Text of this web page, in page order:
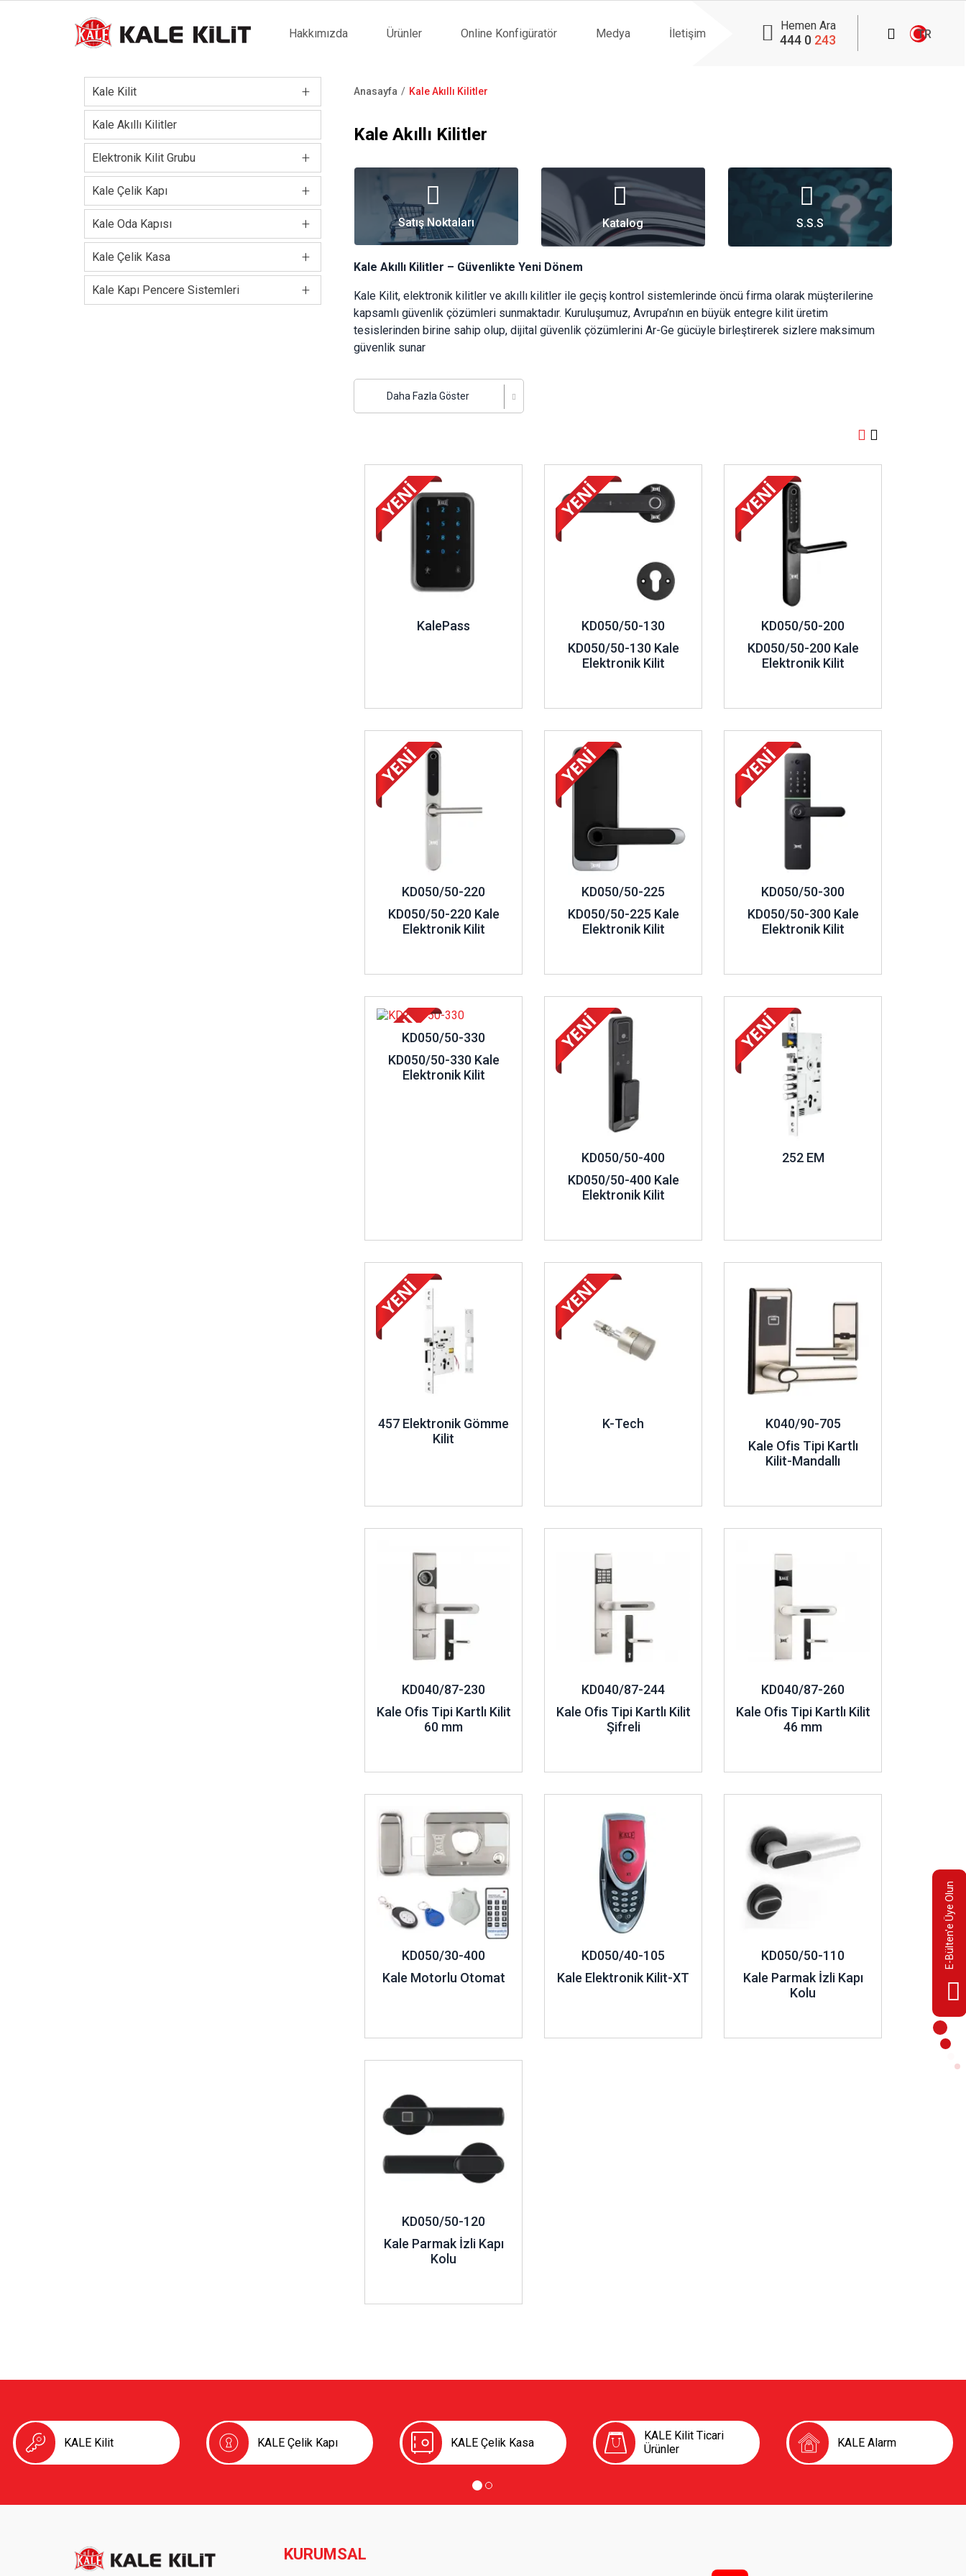
Main
Hakkımızda Ürünler Online Konfigüratör Medya İletişim
Hemen Ara
444 0 243 TR
+
Kale Kilit
Kale Akıllı Kilitler
+
Elektronik Kilit Grubu
+
Kale Çelik Kapı
+
Kale Oda Kapısı
+
Kale Çelik Kasa
+
Kale Kapı Pencere Sistemleri
yolu
Anasayfa Kale Akıllı Kilitler
Kale Akıllı Kilitler
E-Bülten'e Üye Olun
Satış Noktaları
Satış Noktaları
Katalog
Katalog
S.S.S
S.S.S
Kale Akıllı Kilitler – Güvenlikte Yeni Dönem
Kale Kilit, elektronik kilitler ve akıllı kilitler ile geçiş kontrol sistemlerinde öncü firma olarak müşterilerine
kapsamlı güvenlik çözümleri sunmaktadır. Kuruluşumuz, Avrupa’nın en büyük entegre kilit üretim
tesislerinden birine sahip olup, dijital güvenlik çözümlerini Ar-Ge gücüyle birleştirerek sizlere maksimum
güvenlik sunar
Neden Kale Akıllı Kilitler?
Üstün güvenlik & kullanım kolaylığı
elektromanyetik kilitlere hem mekanik hem dijital ihtiyacı karşılayan çözümler üretir.
Akıllı entegrasyon
: Parmak izi, uzaktan kumanda, mobil uygulama gibi ek özelliklerle akıllı kilit
ekosistemimiz, kullanıcı dostu ve yüksek otomasyonlu çözümler sunar.
Dijital Güvenlikle Geleceğe Geçiş
Kale Kilit akıllı kilit sistemlerine yaptığı yatırımlarla dijitalleşen yaşam ve iş alanlarına öncülük ediyor. Müşteri
odaklı inovasyon ile elektronik kartlı sistemler; hızlı entegrasyon, yüksek güvenlik ve geniş uygulama
alanıyla modern güvenliğin temel yapı taşını oluşturuyor.
Daha Fazla Göster
KalePass
KD050/50-130
KD050/50-130 Kale
Elektronik Kilit
KD050/50-200
KD050/50-200 Kale
Elektronik Kilit
KD050/50-220
KD050/50-220 Kale
Elektronik Kilit
KD050/50-225
KD050/50-225 Kale
Elektronik Kilit
KD050/50-300
KD050/50-300 Kale
Elektronik Kilit
KD050/50-330
KD050/50-330 Kale
Elektronik Kilit
KD050/50-400
KD050/50-400 Kale
Elektronik Kilit
252 EM
457 Elektronik Gömme
Kilit
K-Tech
K040/90-705
Kale Ofis Tipi Kartlı
Kilit-Mandallı
KD040/87-230
Kale Ofis Tipi Kartlı Kilit
60 mm
KD040/87-244
Kale Ofis Tipi Kartlı Kilit
Şifreli
KD040/87-260
Kale Ofis Tipi Kartlı Kilit
46 mm
KD050/30-400
Kale Motorlu Otomat
KD050/40-105
Kale Elektronik Kilit-XT
KD050/50-110
Kale Parmak İzli Kapı
Kolu
KD050/50-120
Kale Parmak İzli Kapı
Kolu
KALE Kilit KALE Çelik Kapı KALE Çelik Kasa
KALE Kilit Ticari
Ürünler
KALE Alarm
Footer
KURUMSAL